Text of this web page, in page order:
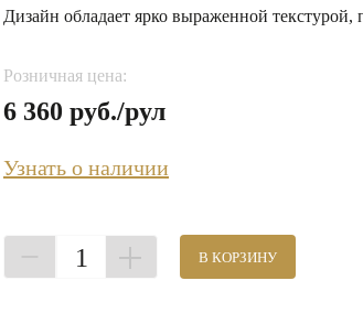
Дизайн обладает ярко выраженной
Розничная цена:
6 360 руб./рул
Узнать о наличии
1 В КОРЗИНУ